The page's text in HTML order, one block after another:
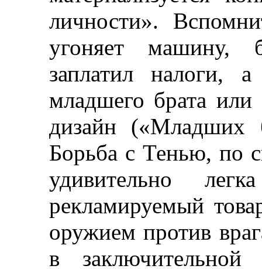
личности».
угоняет машину,
заплатил налоги,
младшего брата или
дизайн («Младших
Борьба с Тенью, по
удивительно
рекламируемый
оружием против
в